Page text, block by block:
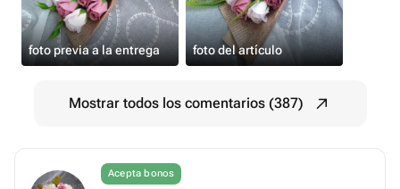
foto previa a la entrega foto del artículo
Mostrar todos los comentarios (387)
Acepta bonos